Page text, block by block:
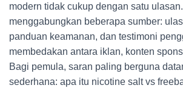
modern tidak cukup dengan satu
menggabungkan beberapa sumber:
panduan keamanan, dan testimoni
membedakan antara iklan, konten
Bagi pemula, saran paling berguna
sederhana: apa itu nicotine salt vs